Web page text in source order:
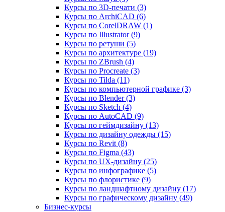
Курсы по 3D-печати (3)
Курсы по ArchiCAD (6)
Курсы по CorelDRAW (1)
Курсы по Illustrator (9)
Курсы по ретуши (5)
Курсы по архитектуре (19)
Курсы по ZBrush (4)
Курсы по Procreate (3)
Курсы по Tilda (11)
Курсы по компьютерной графике (3)
Курсы по Blender (3)
Курсы по Sketch (4)
Курсы по AutoCAD (9)
Курсы по геймдизайну (13)
Курсы по дизайну одежды (15)
Курсы по Revit (8)
Курсы по Figma (43)
Курсы по UX‑дизайну (25)
Курсы по инфографике (5)
Курсы по флористике (9)
Курсы по ландшафтному дизайну (17)
Курсы по графическому дизайну (49)
Бизнес-курсы